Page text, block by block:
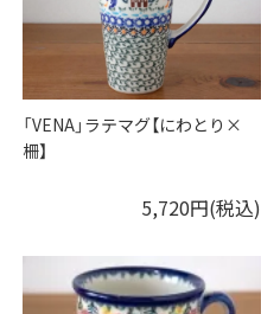
「VENA」ラテマグ【にわとり×
柵】
5,720円(税込)